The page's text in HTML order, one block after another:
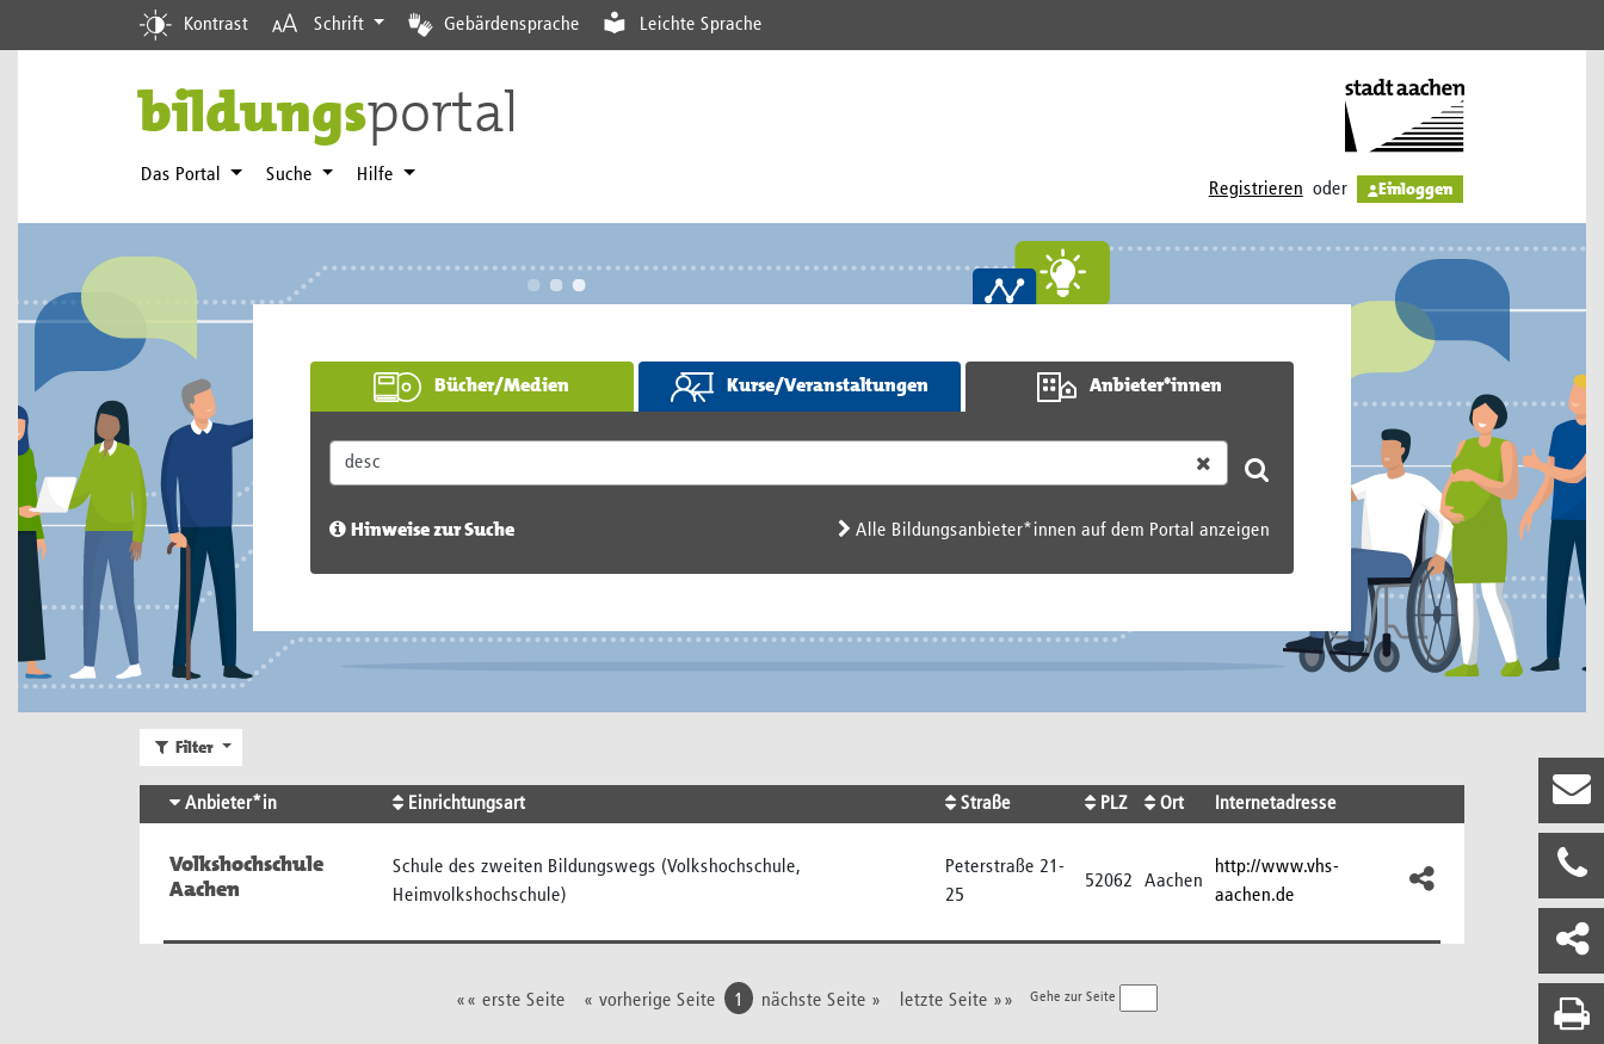
Kontrast Schrift Gebärdensprache Leichte Sprache
bildungsportal
Das Portal Suche Hilfe
Registrieren oder Einloggen
Bücher/Medien Kurse/Veranstaltungen Anbieter*innen
Hinweise zur Suche Alle Bildungsanbieter*innen auf dem Portal anzeigen
Filter
Anbieter*in Einrichtungsart Straße PLZ Ort Internetadresse
Volkshochschule
Aachen
Schule des zweiten Bildungswegs (Volkshochschule,
Heimvolkshochschule)
Peterstraße 21-
25
52062 Aachen
http://www.vhs-
aachen.de
«« erste Seite « vorherige Seite Previous
1 nächste Seite » letzte Seite »» Gehe zur Seite